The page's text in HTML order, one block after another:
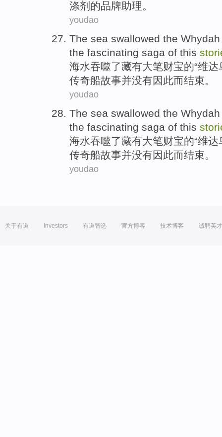
涤剂的品牌助理。
youdao
The sea swallowed the Whydah
the fascinating saga of this
海水吞噬了藏有大笔财宝的“维达
传奇船故事并没有因此而结束。
youdao
The sea swallowed the Whydah
the fascinating saga of this
海水吞噬了藏有大笔财宝的“维达
传奇船故事并没有因此而结束。
youdao
关于有道 Investors 有道智选 官方博客 技术博客 诚聘英才